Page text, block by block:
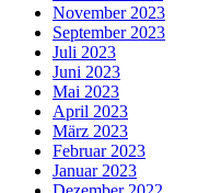
November 2023
September 2023
Juli 2023
Juni 2023
Mai 2023
April 2023
März 2023
Februar 2023
Januar 2023